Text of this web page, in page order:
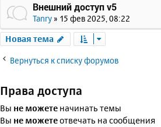
Внешний доступ v5
Tanry » 15 фев 2025, 08:22
Новая тема
Вернуться к списку форумов
Права доступа
Вы не можете начинать темы
Вы не можетеотвечать на сообщения